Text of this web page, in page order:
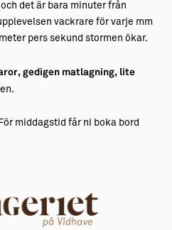
det är bara minuter från
vackrare för varje mm
pers sekund stormen ökar.
gedigen matlagning, lite
middagstid får ni boka bord